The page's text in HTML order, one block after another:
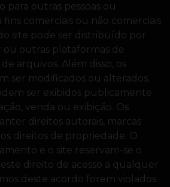
para outras pessoas ou
fins comerciais ou não comerciais.
site pode ser distribuído por
outras plataformas de
arquivos. Além disso, os
ser modificados ou alterados.
ser exibidos publicamente
venda ou exibição. Os
direitos autorais, marcas
direitos de propriedade. O
e o site reservam-se o
direito de acesso a qualquer
deste acordo forem violados.